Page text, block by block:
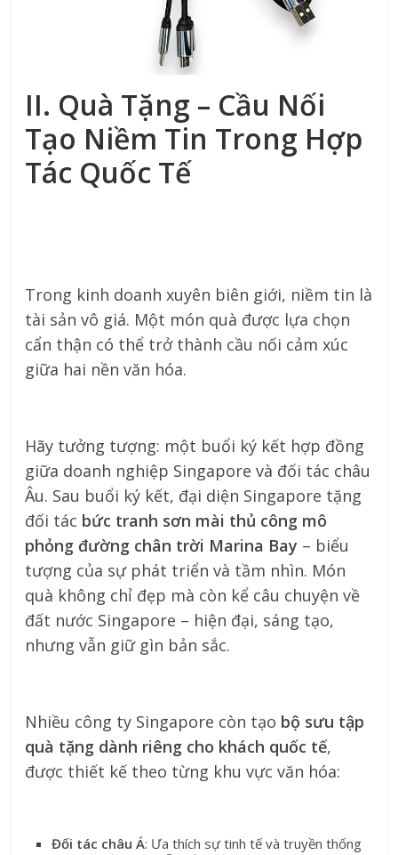
II. Quà Tặng – Cầu Nối
Tạo Niềm Tin Trong Hợp
Tác Quốc Tế
Trong kinh doanh xuyên biên giới, niềm tin là
tài sản vô giá. Một món quà được lựa chọn
cẩn thận có thể trở thành cầu nối cảm xúc
giữa hai nền văn hóa.
Hãy tưởng tượng: một buổi ký kết hợp đồng
giữa doanh nghiệp Singapore và đối tác châu
Âu. Sau buổi ký kết, đại diện Singapore tặng
đối tác bức tranh sơn mài thủ công mô
phỏng đường chân trời Marina Bay – biểu
tượng của sự phát triển và tầm nhìn. Món
quà không chỉ đẹp mà còn kể câu chuyện về
đất nước Singapore – hiện đại, sáng tạo,
nhưng vẫn giữ gìn bản sắc.
Nhiều công ty Singapore còn tạo bộ sưu tập
quà tặng dành riêng cho khách quốc tế,
được thiết kế theo từng khu vực văn hóa:
Đối tác châu Á: Ưa thích sự tinh tế và truyền thống